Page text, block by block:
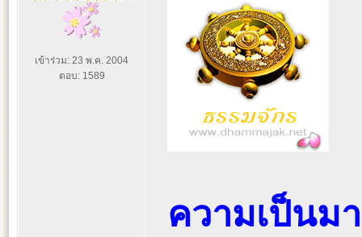
เข้าร่วม: 23 พ.ค. 2004
ตอบ: 1589
ความเป็นม